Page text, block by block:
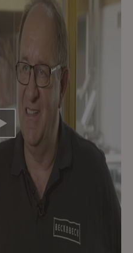
Video abspielen